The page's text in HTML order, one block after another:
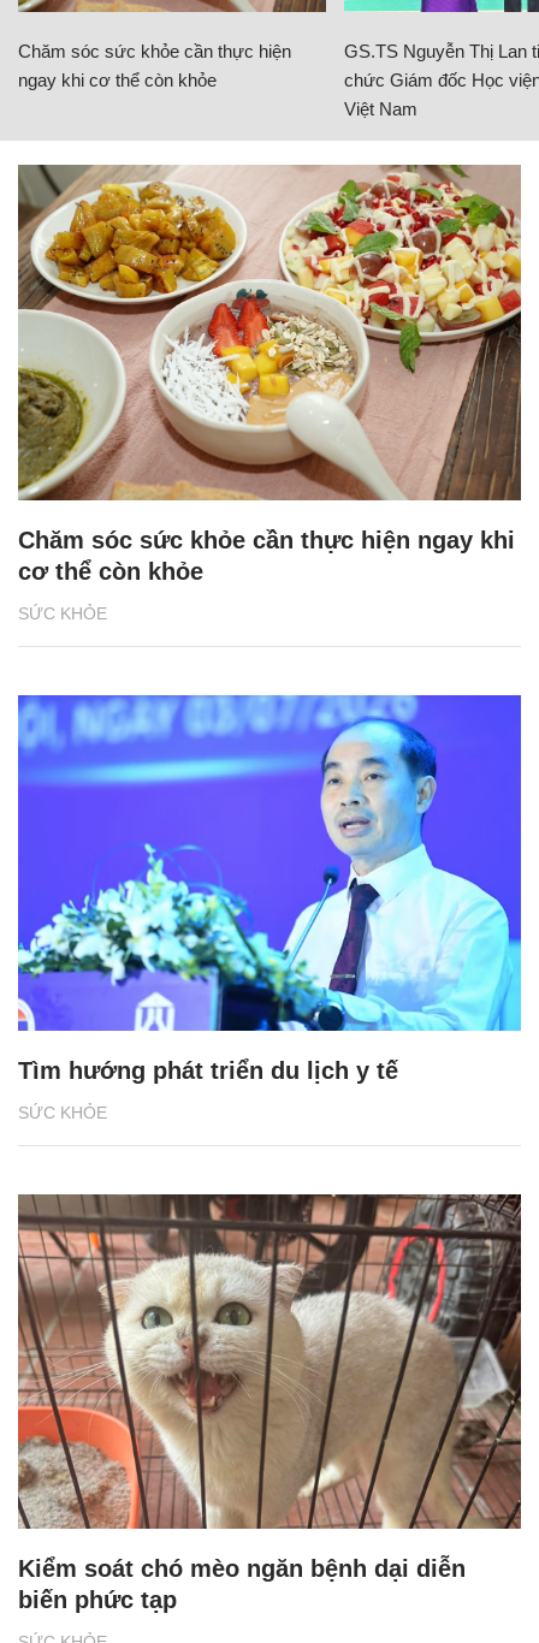
Chăm sóc sức khỏe cần thực hiện
ngay khi cơ thể còn khỏe
GS.TS Nguyễn Thị Lan
chức Giám đốc Học
Việt Nam
SỨC KHỎE
Chăm sóc sức khỏe cần thực hiện ngay khi
cơ thể còn khỏe
SỨC KHỎE
Tìm hướng phát triển du lịch y tế
Kiểm soát chó mèo ngăn bệnh dại diễn
biến phức tạp